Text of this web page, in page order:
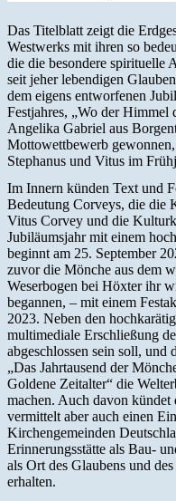
Das Titelblatt zeigt die
Westwerks mit ihren so
die die besondere spirituelle
seit jeher lebendigen
dem eigens entworfenen
Festjahres, „Wo der
Angelika Gabriel aus
Mottowettbewerb
Stephanus und Vitus im
Im Innern künden Text und
Bedeutung Corveys, die die
Vitus Corvey und die
Jubiläumsjahr mit einem
beginnt am 25. September
zuvor die Mönche aus dem
Weserbogen bei Höxter ihr
begannen, – mit einem
2023. Neben den
multimediale Erschließung
abgeschlossen sein soll, und
„Das Jahrtausend der
Goldene Zeitalter“ die
machen. Auch davon
vermittelt aber auch einen
Kirchengemeinden
Erinnerungsstätte als Bau-
als Ort des Glaubens und
erhalten.